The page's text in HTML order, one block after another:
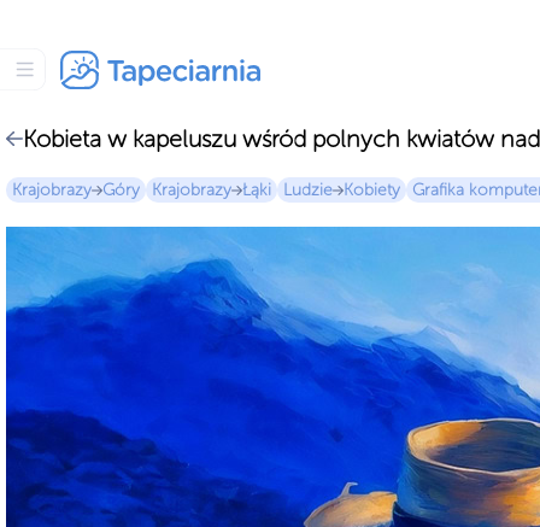
Kobieta w kapeluszu wśród polnych kwiatów
Krajobrazy Góry Krajobrazy Łąki Ludzie Kobiety Grafika